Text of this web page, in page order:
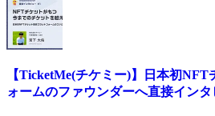
【TicketMe(チケミー)】日本初
ォームのファウンダーへ直接インタ